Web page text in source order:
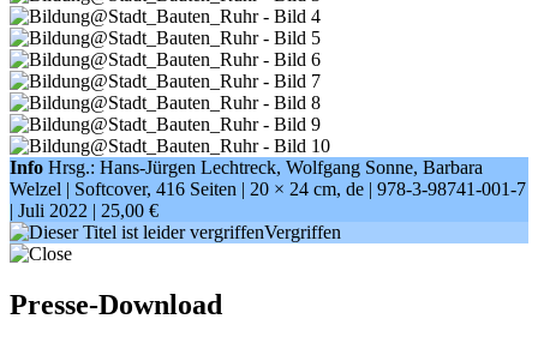
Info Hrsg.: Hans-Jürgen Lechtreck, Wolfgang Sonne, Barbara
Welzel | Softcover, 416 Seiten | 20 × 24 cm, de | 978-3-98741-001-7
| Juli 2022 | 25,00 €
Vergriffen
Presse-Download